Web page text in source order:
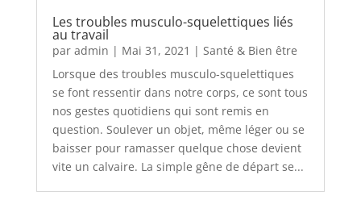
Les troubles musculo-squelettiques liés
au travail
par admin | Mai 31, 2021 | Santé & Bien être
Lorsque des troubles musculo-squelettiques
se font ressentir dans notre corps, ce sont tous
nos gestes quotidiens qui sont remis en
question. Soulever un objet, même léger ou se
baisser pour ramasser quelque chose devient
vite un calvaire. La simple gêne de départ se...